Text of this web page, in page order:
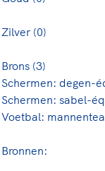
Zilver (0)
Brons (3)
Schermen: degen-
Schermen: sabel-
Voetbal:
Bronnen: